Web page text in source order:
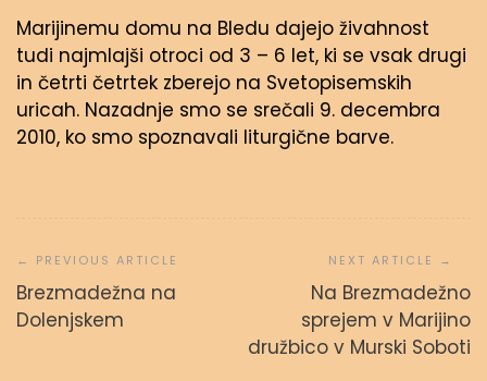
Marijinemu domu na Bledu dajejo živahnost
tudi najmlajši otroci od 3 – 6 let, ki se vsak drugi
in četrti četrtek zberejo na Svetopisemskih
uricah. Nazadnje smo se srečali 9. decembra
2010, ko smo spoznavali liturgične barve.
prispevka
Brezmadežna na
Dolenjskem
Na Brezmadežno
sprejem v Marijino
družbico v Murski Soboti